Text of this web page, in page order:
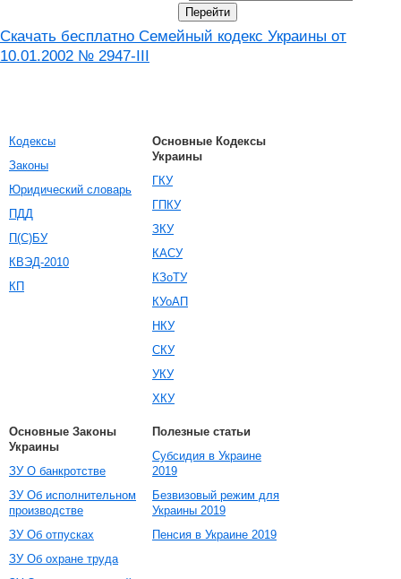
Скачать бесплатно Семейный кодекс Украины от
10.01.2002 № 2947-III
Кодексы
Законы
Юридический словарь
ПДД
П(С)БУ
КВЭД-2010
КП
Основные Кодексы
Украины
ГКУ
ГПКУ
ЗКУ
КАСУ
КЗоТУ
КУоАП
НКУ
СКУ
УКУ
ХКУ
Основные Законы
Украины
ЗУ О банкротстве
ЗУ Об исполнительном
производстве
ЗУ Об отпусках
ЗУ Об охране труда
Полезные статьи
Субсидия в Украине
2019
Безвизовый режим для
Украины 2019
Пенсия в Украине 2019